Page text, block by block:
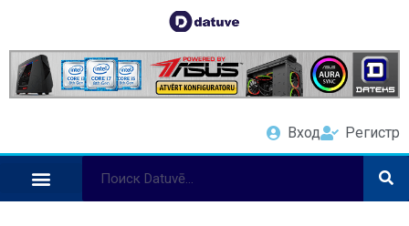
Вход Регистр